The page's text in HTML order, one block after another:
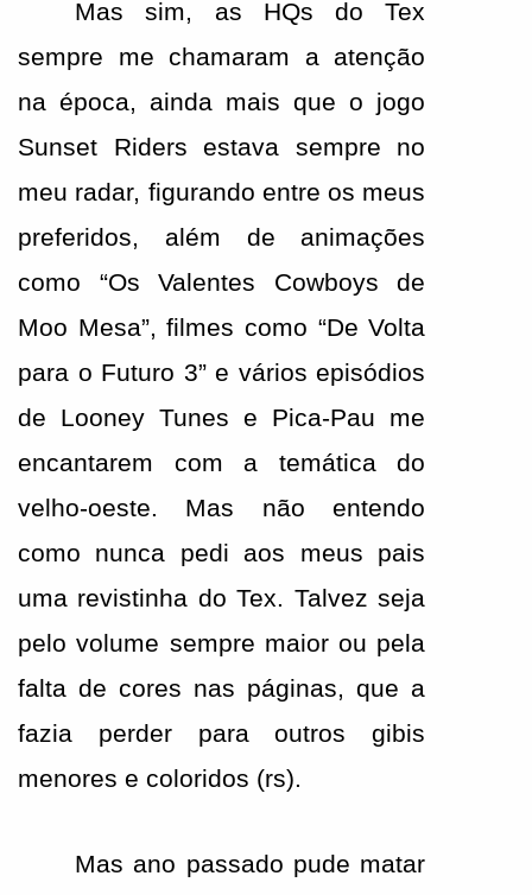
Mas sim, as HQs do Tex
sempre me chamaram a atenção
na época, ainda mais que o jogo
Sunset Riders estava sempre no
meu radar, figurando entre os meus
preferidos, além de animações
como “Os Valentes Cowboys de
Moo Mesa”, filmes como “De Volta
para o Futuro 3” e vários episódios
de Looney Tunes e Pica-Pau me
encantarem com a temática do
velho-oeste. Mas não entendo
como nunca pedi aos meus pais
uma revistinha do Tex. Talvez seja
pelo volume sempre maior ou pela
falta de cores nas páginas, que a
fazia perder para outros gibis
menores e coloridos (rs).
Mas ano passado pude matar